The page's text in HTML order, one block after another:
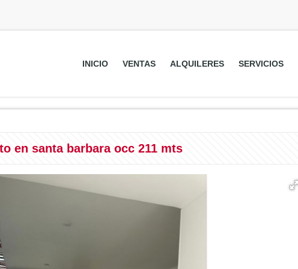
INICIO VENTAS ALQUILERES SERVICIOS
en santa barbara occ 211 mts